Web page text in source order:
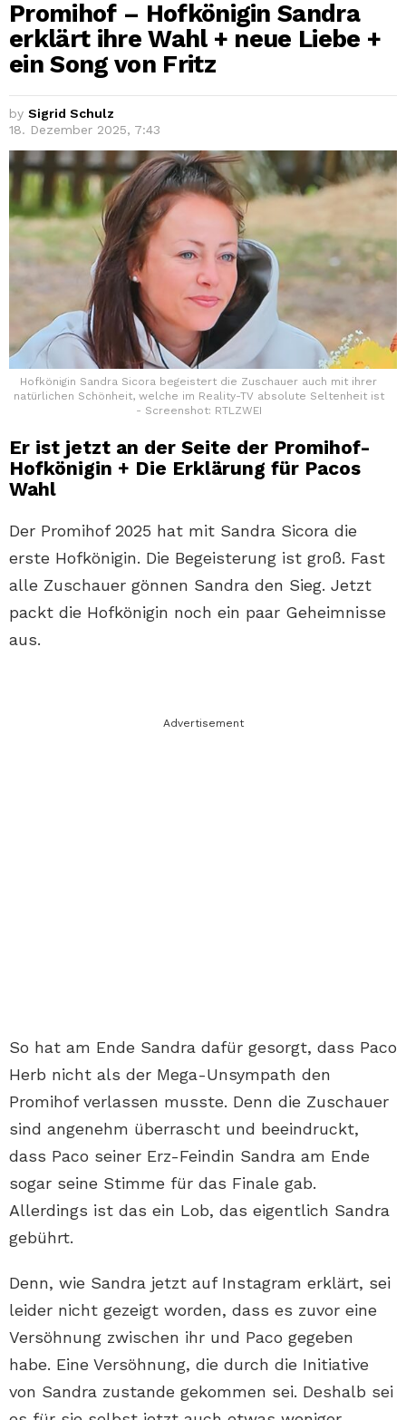
Promihof – Hofkönigin Sandra
erklärt ihre Wahl + neue Liebe +
ein Song von Fritz
by Sigrid Schulz
18. Dezember 2025, 7:43
Hofkönigin Sandra Sicora begeistert die Zuschauer auch mit ihrer
natürlichen Schönheit, welche im Reality-TV absolute Seltenheit ist
- Screenshot: RTLZWEI
Er ist jetzt an der Seite der Promihof-
Hofkönigin + Die Erklärung für Pacos
Wahl
Der Promihof 2025 hat mit Sandra Sicora die
erste Hofkönigin. Die Begeisterung ist groß. Fast
alle Zuschauer gönnen Sandra den Sieg. Jetzt
packt die Hofkönigin noch ein paar Geheimnisse
aus.
Advertisement
So hat am Ende Sandra dafür gesorgt, dass Paco
Herb nicht als der Mega-Unsympath den
Promihof verlassen musste. Denn die Zuschauer
sind angenehm überrascht und beeindruckt,
dass Paco seiner Erz-Feindin Sandra am Ende
sogar seine Stimme für das Finale gab.
Allerdings ist das ein Lob, das eigentlich Sandra
gebührt.
Denn, wie Sandra jetzt auf Instagram erklärt, sei
leider nicht gezeigt worden, dass es zuvor eine
Versöhnung zwischen ihr und Paco gegeben
habe. Eine Versöhnung, die durch die Initiative
von Sandra zustande gekommen sei. Deshalb sei